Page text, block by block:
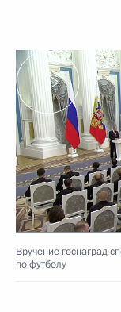
Вручение госнаград
по футболу